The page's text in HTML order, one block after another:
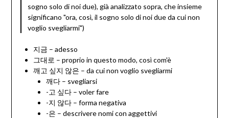
sogno solo di noi due), già analizzato sopra, che insieme
significano "ora, così, il sogno solo di noi due da cui non
voglio svegliarmi")
지금 – adesso
그대로 – proprio in questo modo, così com'è
깨고 싶지 않은 – da cui non voglio svegliarmi
깨다 – svegliarsi
-고 싶다 – voler fare
-지 않다 – forma negativa
-은 – descrivere nomi con aggettivi